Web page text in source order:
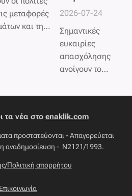
μεταφορές
και την
2026-07-24
Σημαντικές
ευκαιρίες
απασχόλησης
ανοίγουν το
μέσω της ΔΥΠΑ,
Αυγούστου ξεκινά
η διαδικασία για
την υλοποίηση του
προγράμματος
τα νέα στο enaklik.com
προστατεύονται - Απαγορεύεται
αναδημοσίευση - Ν2121/1993.
Πολιτική απορρήτου
Επικοινωνία